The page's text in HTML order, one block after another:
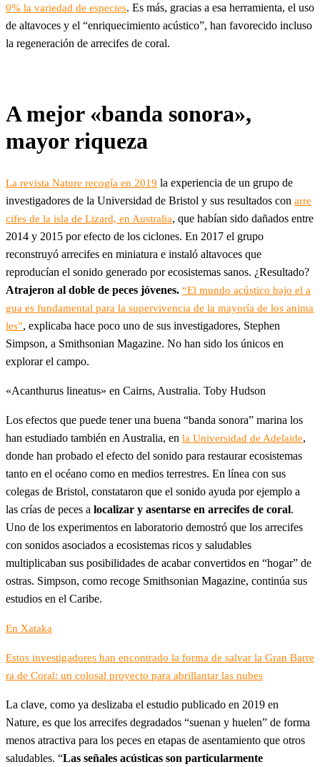
0% la variedad de especies. Es más, gracias a esa herramienta, el uso
de altavoces y el “enriquecimiento acústico”, han favorecido incluso
la regeneración de arrecifes de coral.
A mejor «banda sonora»,
mayor riqueza
La revista Nature recogía en 2019 la experiencia de un grupo de
investigadores de la Universidad de Bristol y sus resultados con arre
cifes de la isla de Lizard, en Australia, que habían sido dañados entre
2014 y 2015 por efecto de los ciclones. En 2017 el grupo
reconstruyó arrecifes en miniatura e instaló altavoces que
reproducían el sonido generado por ecosistemas sanos. ¿Resultado?
Atrajeron al doble de peces jóvenes. “El mundo acústico bajo el a
gua es fundamental para la supervivencia de la mayoría de los anima
les”, explicaba hace poco uno de sus investigadores, Stephen
Simpson, a Smithsonian Magazine. No han sido los únicos en
explorar el campo.
«Acanthurus lineatus» en Cairns, Australia. Toby Hudson
Los efectos que puede tener una buena “banda sonora” marina los
han estudiado también en Australia, en la Universidad de Adelaide,
donde han probado el efecto del sonido para restaurar ecosistemas
tanto en el océano como en medios terrestres. En línea con sus
colegas de Bristol, constataron que el sonido ayuda por ejemplo a
las crías de peces a localizar y asentarse en arrecifes de coral.
Uno de los experimentos en laboratorio demostró que los arrecifes
con sonidos asociados a ecosistemas ricos y saludables
multiplicaban sus posibilidades de acabar convertidos en “hogar” de
ostras. Simpson, como recoge Smithsonian Magazine, continúa sus
estudios en el Caribe.
En Xataka
Estos investigadores han encontrado la forma de salvar la Gran Barre
ra de Coral: un colosal proyecto para abrillantar las nubes
La clave, como ya deslizaba el estudio publicado en 2019 en
Nature, es que los arrecifes degradados “suenan y huelen” de forma
menos atractiva para los peces en etapas de asentamiento que otros
saludables. “Las señales acústicas son particularmente